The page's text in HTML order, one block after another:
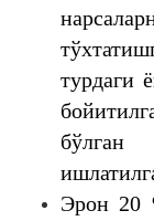
турдаги
Эрон 20